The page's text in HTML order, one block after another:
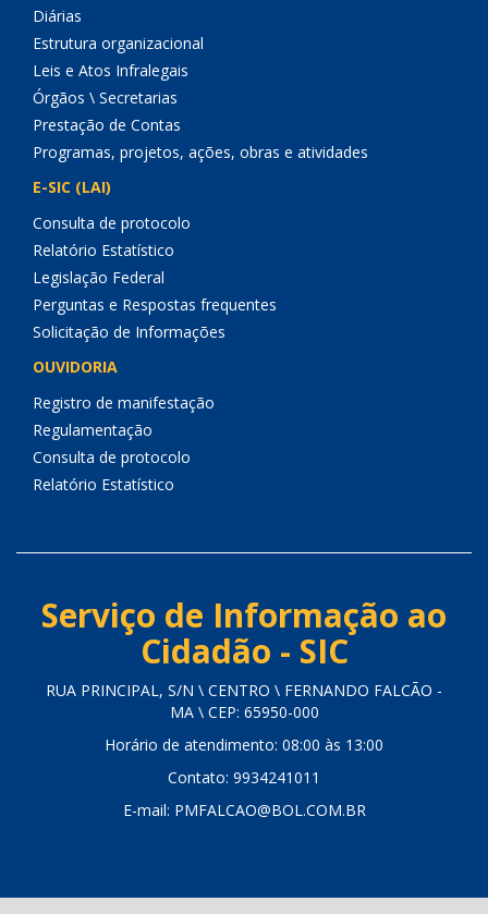
Diárias
Estrutura organizacional
Leis e Atos Infralegais
Órgãos \ Secretarias
Prestação de Contas
Programas, projetos, ações, obras e atividades
E-SIC (LAI)
Consulta de protocolo
Relatório Estatístico
Legislação Federal
Perguntas e Respostas frequentes
Solicitação de Informações
OUVIDORIA
Registro de manifestação
Regulamentação
Consulta de protocolo
Relatório Estatístico
Serviço de Informação ao
Cidadão - SIC
RUA PRINCIPAL, S/N \ CENTRO \ FERNANDO FALCÃO -
MA \ CEP: 65950-000
Horário de atendimento: 08:00 às 13:00
Contato: 9934241011
E-mail: PMFALCAO@BOL.COM.BR